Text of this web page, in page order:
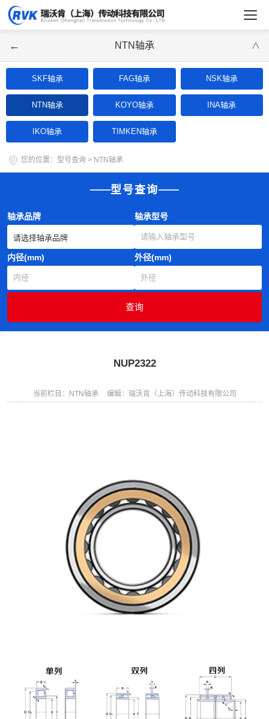
← NTN轴承 ∨
SKF轴承 FAG轴承 NSK轴承
NTN轴承 KOYO轴承 INA轴承
IKO轴承 TIMKEN轴承
您的位置： 型号查询 > NTN轴承
型号查询
轴承品牌 轴承型号
内径(mm) 外径(mm)
NUP2322
当前栏目：NTN轴承 编辑：瑞沃肯（上海）传动科技有限公司